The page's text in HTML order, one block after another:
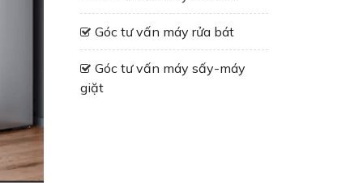
Góc tư vấn máy rửa bát
Góc tư vấn máy sấy-máy
giặt